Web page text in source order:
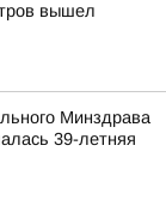
вышел
Минздрава
39-летняя